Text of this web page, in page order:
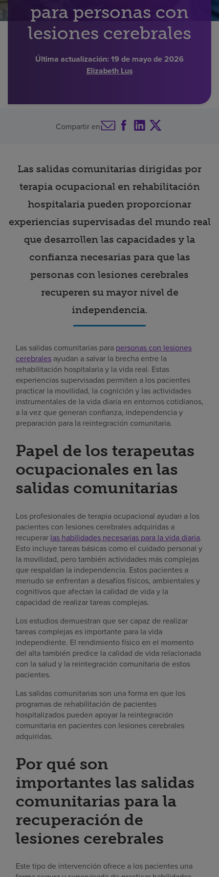
Buscar un centro
Inversores
para personas con
lesiones cerebrales
Última actualización: 19 de mayo de 2026
Elizabeth Lus
Compartir en
Las salidas comunitarias dirigidas por
terapia ocupacional en rehabilitación
hospitalaria pueden proporcionar
experiencias supervisadas del mundo real
que desarrollen las capacidades y la
confianza necesarias para que las
personas con lesiones cerebrales
recuperen su mayor nivel de
independencia.
Las salidas comunitarias para personas con lesiones
cerebrales ayudan a salvar la brecha entre la
rehabilitación hospitalaria y la vida real. Estas
experiencias supervisadas permiten a los pacientes
practicar la movilidad, la cognición y las actividades
instrumentales de la vida diaria en entornos cotidianos,
a la vez que generan confianza, independencia y
preparación para la reintegración comunitaria.
Papel de los terapeutas
ocupacionales en las
salidas comunitarias
Los profesionales de terapia ocupacional ayudan a los
pacientes con lesiones cerebrales adquiridas a
recuperar las habilidades necesarias para la vida diaria.
Esto incluye tareas básicas como el cuidado personal y
la movilidad, pero también actividades más complejas
que respaldan la independencia. Estos pacientes a
menudo se enfrentan a desafíos físicos, ambientales y
cognitivos que afectan la calidad de vida y la
capacidad de realizar tareas complejas.
Los estudios demuestran que ser capaz de realizar
tareas complejas es importante para la vida
independiente. El rendimiento físico en el momento
del alta también predice la calidad de vida relacionada
con la salud y la reintegración comunitaria de estos
pacientes.
Las salidas comunitarias son una forma en que los
programas de rehabilitación de pacientes
hospitalizados pueden apoyar la reintegración
comunitaria en pacientes con lesiones cerebrales
adquiridas.
Por qué son
importantes las salidas
comunitarias para la
recuperación de
lesiones cerebrales
Este tipo de intervención ofrece a los pacientes una